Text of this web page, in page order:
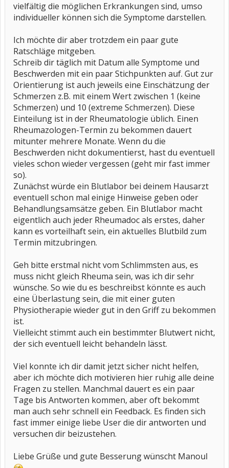
vielfältig die möglichen Erkrankungen sind, umso
individueller können sich die Symptome darstellen.
Ich möchte dir aber trotzdem ein paar gute
Ratschläge mitgeben.
Schreib dir täglich mit Datum alle Symptome und
Beschwerden mit ein paar Stichpunkten auf. Gut zur
Orientierung ist auch jeweils eine Einschätzung der
Schmerzen z.B. mit einem Wert zwischen 1 (keine
Schmerzen) und 10 (extreme Schmerzen). Diese
Einteilung ist in der Rheumatologie üblich. Einen
Rheumazologen-Termin zu bekommen dauert
mitunter mehrere Monate. Wenn du die
Beschwerden nicht dokumentierst, hast du eventuell
vieles schon wieder vergessen (geht mir fast immer
so).
Zunächst würde ein Blutlabor bei deinem Hausarzt
eventuell schon mal einige Hinweise geben oder
Behandlungsamsätze geben. Ein Blutlabor macht
eigentlich auch jeder Rheumadoc als erstes, daher
kann es vorteilhaft sein, ein aktuelles Blutbild zum
Termin mitzubringen.
Geh bitte erstmal nicht vom Schlimmsten aus, es
muss nicht gleich Rheuma sein, was ich dir sehr
wünsche. So wie du es beschreibst könnte es auch
eine Überlastung sein, die mit einer guten
Physiotherapie wieder gut in den Griff zu bekommen
ist.
Vielleicht stimmt auch ein bestimmter Blutwert nicht,
der sich eventuell leicht behandeln lässt.
Viel konnte ich dir damit jetzt sicher nicht helfen,
aber ich möchte dich motivieren hier ruhig alle deine
Fragen zu stellen. Manchmal dauert es ein paar
Tage bis Antworten kommen, aber oft bekommt
man auch sehr schnell ein Feedback. Es finden sich
fast immer einige liebe User die dir antworten und
versuchen dir beizustehen.
Liebe Grüße und gute Besserung wünscht Manoul